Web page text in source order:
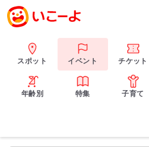
スポット イベント チケット
年齢別 特集 子育て